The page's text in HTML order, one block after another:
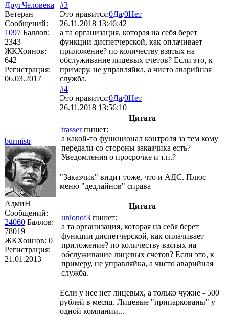
ДругЧеловека
Ветеран
Сообщений:
1097 Баллов:
2343
ЖКХоинов:
642
Регистрация:
06.03.2017
#3
Это нравится:0Да/0Нет
26.11.2018 13:46:42
а та организация, которая на себя берет
функции диспетчерской, как оплачивает
приложение? по количеству взятых на
обслуживание лицевых счетов? Если это, к
примеру, не управляйка, а чисто аварийная
служба.
burmistr
АдмиН
Сообщений:
24060 Баллов:
78019
ЖКХоинов: 0
Регистрация:
21.01.2013
#4
Это нравится:0Да/0Нет
26.11.2018 13:56:10
Цитата
trasserпишет:
а какой-то функционал контроля за тем кому
передали со стороны заказчика есть?
Уведомления о просрочке и т.п.?
"Заказчик" видит тоже, что и АДС. Плюс
меню "дедлайнов" справа
Цитата
unionof3 пишет:
а та организация, которая на себя берет
функции диспетчерской, как оплачивает
приложение? по количеству взятых на
обслуживание лицевых счетов? Если это, к
примеру, не управляйка, а чисто аварийная
служба.
Если у нее нет лицевых, а только чужие - 500
рублей в месяц. Лицевые "припаркованы" у
одной компании...